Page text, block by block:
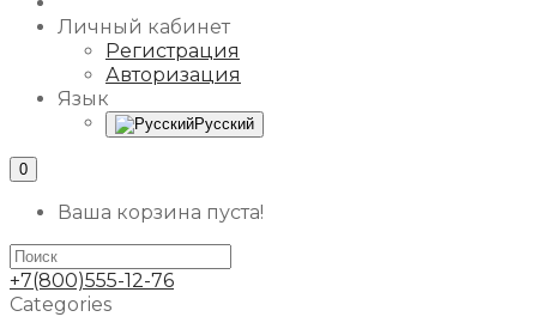
Личный кабинет
Регистрация
Авторизация
Язык
Русский
0
Ваша корзина пуста!
+7(800)555-12-76
Categories